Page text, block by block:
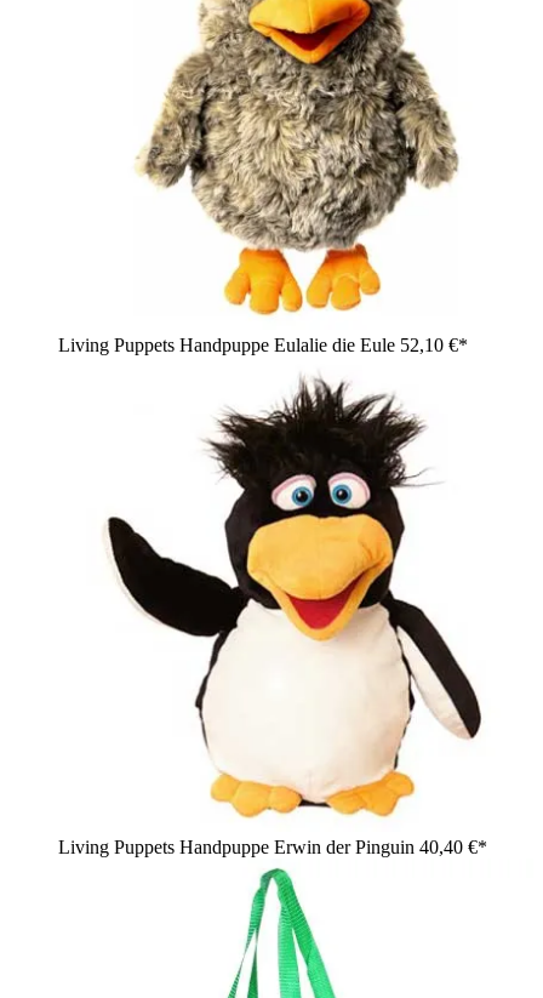
Living Puppets Handpuppe Eulalie die Eule 52,10 €*
Living Puppets Handpuppe Erwin der Pinguin 40,40 €*